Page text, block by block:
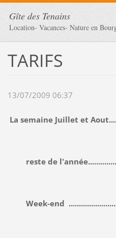
Gîte des Tenains
Location- Vacances- Nature en
TARIFS
13/07/2009 06:37
La semaine Juillet et
reste de
Week-end